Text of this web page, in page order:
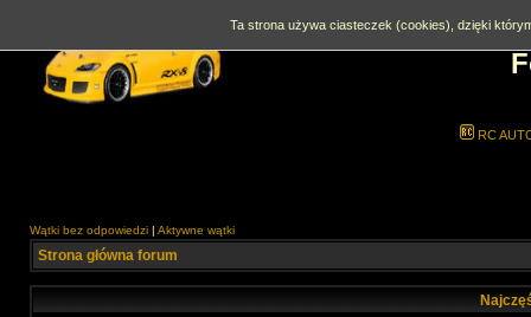
RC
Wątki bez odpowiedzi | Aktywne wątki
Strona główna forum
Ta strona używa ciasteczek (cookies), dzięki